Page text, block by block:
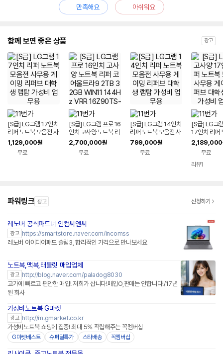
만족해요
아쉬워요
함께 보면 좋은 상품 광고
[S급] LG그램 17인치
리퍼 노트북 모음전 사
무용 게이밍 리퍼브 대
학생 랩탑 가성비 업무
1,129,000원
무료
[S급] LG그램 프로 16
인치 고사양 노트북 리
퍼 코어울트라9 2TB
32GB WIN11 144H
z VRR 16Z90TS-G.
2,700,000원
무료
[S급] LG그램 14인치
리퍼 노트북 모음전 사
무용 게이밍 리퍼브 대
학생 랩탑 가성비 업무
799,000원
무료
[S급] LG그
17인치 리퍼
음전 사무용
퍼브 대학생
비 업무용
2,189,000
무료
리뷰1
파워링크 광고 신청하기
레노버 공식파트너 인컴씨앤씨
광고 https://smartstore.naver.com/incomss
레노버 아이디어패드 슬림3, 합리적인 가격으로 만나보세요
노트북,맥북,태블릿 매입업체
광고 http://blog.naver.com/paladog8030
고가에 빠르고 편안한 매입! 저희가 삽니다!매입O,판매는 안합니다!/17년
된 회사
가성비노트북 G마켓
광고 http://m.gmarket.co.kr
가성비노트북 쇼핑에 집중! 최대 5% 적립해주는 꼭멤버십
G마켓베스트 슈퍼딜특가 스타배송 꼭멤버십